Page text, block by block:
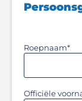
Roepnaam*
Officiële